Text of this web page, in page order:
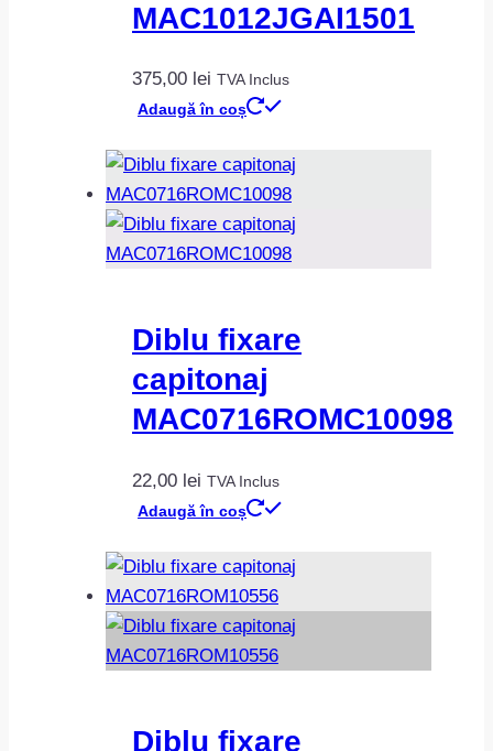
MAC1012JGAI1501
375,00 lei TVA Inclus
Adaugă în coș
Diblu fixare
capitonaj
MAC0716ROMC10098
22,00 lei TVA Inclus
Adaugă în coș
Diblu fixare